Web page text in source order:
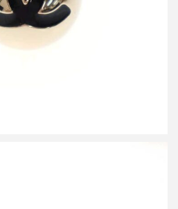
詳しく見る